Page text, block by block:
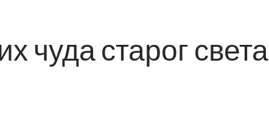
чуда старог света